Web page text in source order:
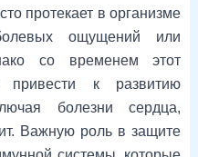
протекает в организме
ощущений или
со временем этот
к развитию
болезни сердца,
Важную роль в защите